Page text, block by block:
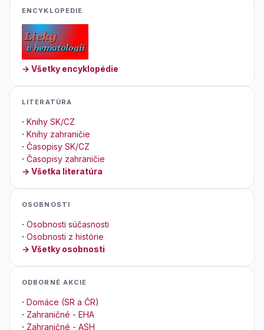
ENCYKLOPEDIE
→ Všetky encyklopédie
LITERATÚRA
· Knihy SK/CZ
· Knihy zahraničie
· Časopisy SK/CZ
· Časopisy zahraničie
→ Všetka literatúra
OSOBNOSTI
· Osobnosti súčasnosti
· Osobnosti z histórie
→ Všetky osobnosti
ODBORNÉ AKCIE
· Domáce (SR a ČR)
· Zahraničné - EHA
· Zahraničné - ASH